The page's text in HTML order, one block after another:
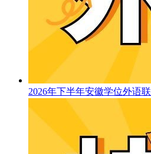
2026年下半年安徽学位外语